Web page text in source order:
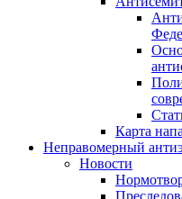
Карта
Неправомерный
Новости